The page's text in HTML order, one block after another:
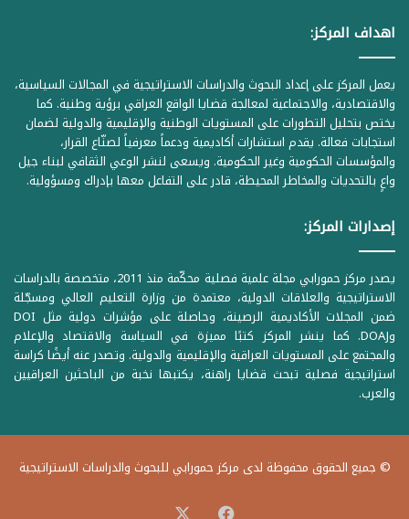
اهداف المركز:
يعمل المركز على إعداد البحوث والدراسات الاستراتيجية في المجالات السياسية،
والاقتصادية، والاجتماعية لمعالجة قضايا الواقع العراقي برؤية وطنية. كما
يختص بتحليل التطورات على المستويات الوطنية والإقليمية والدولية لضمان
استجابات فعالة. يقدم استشارات أكاديمية ودعماً معرفياً لصنّاع القرار،
والمؤسسات الحكومية وغير الحكومية. ويسعى لنشر الوعي الثقافي لبناء جيل
واعٍ بالتحديات والمخاطر المحيطة، قادر على التفاعل معها بإدراك ومسؤولية.
إصدارات المركز:
يصدر مركز حمورابي مجلة علمية فصلية محكّمة منذ 2011، متخصصة بالدراسات
الاستراتيجية والعلاقات الدولية، معتمدة من وزارة التعليم العالي ومسجّلة
ضمن المجلات الأكاديمية الرصينة، وحاصلة على مؤشرات دولية مثل DOI
وDOAJ. كما ينشر المركز كتبًا مميزة في السياسة والاقتصاد والإعلام
والمجتمع على المستويات العراقية والإقليمية والدولية. وتصدر عنه أيضًا كراسة
استراتيجية فصلية تبحث قضايا راهنة، يكتبها نخبة من الباحثين العراقيين
والعرب.
© جميع الحقوق محفوظة لدى مركز حمورابي للبحوث والدراسات الاستراتيجية